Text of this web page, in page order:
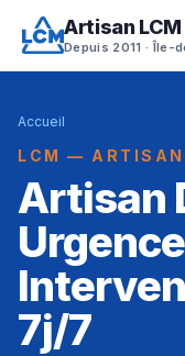
Artisan LCM
Depuis 2011 · Île-
Accueil
LCM — ARTISAN
Artisan
7j/7